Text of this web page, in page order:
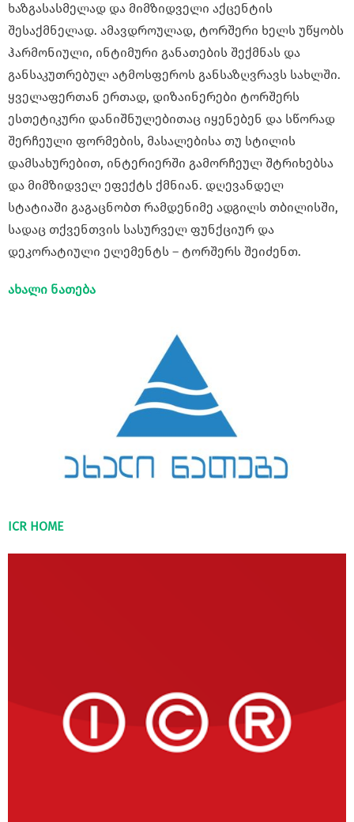
ხაზგასასმელად და მიმზიდველი აქცენტის
შესაქმნელად. ამავდროულად, ტორშერი ხელს უწყობს
ჰარმონიული, ინტიმური განათების შექმნას და
განსაკუთრებულ ატმოსფეროს განსაზღვრავს სახლში.
ყველაფერთან ერთად, დიზაინერები ტორშერს
ესთეტიკური დანიშნულებითაც იყენებენ და სწორად
შერჩეული ფორმების, მასალებისა თუ სტილის
დამსახურებით, ინტერიერში გამორჩეულ შტრიხებსა
და მიმზიდველ ეფექტს ქმნიან. დღევანდელ
სტატიაში გაგაცნობთ რამდენიმე ადგილს თბილისში,
სადაც თქვენთვის სასურველ ფუნქციურ და
დეკორატიული ელემენტს – ტორშერს შეიძენთ.
ახალი ნათება
ICR HOME